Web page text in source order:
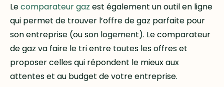
Lecomparateur gaz est également un outil en ligne
qui permet de trouver l’offre de gaz parfaite pour
son entreprise (ou son logement). Le comparateur
de gaz va faire le tri entre toutes les offres et
proposer celles qui répondent le mieux aux
attentes et au budget de votre entreprise.